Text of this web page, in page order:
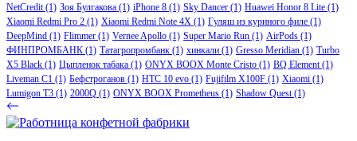
NetCredit (1) Зоя Булгакова (1) iPhone 8 (1) Sky Dancer (1) Huawei Honor 8 Lite (1)
Xiaomi Redmi Pro 2 (1) Xiaomi Redmi Note 4X (1) Гуляш из куриного филе (1)
DeepMind (1) Flimmer (1) Vernee Apollo (1) Super Mario Run (1) AirPods (1)
ФИНПРОМБАНК (1) Татагропромбанк (1) хинкали (1) Gresso Meridian (1) Turbo
X5 Black (1) Цыпленок табака (1) ONYX BOOX Monte Cristo (1) BQ Element (1)
Liveman C1 (1) Бефстроганов (1) HTC 10 evo (1) Fujifilm X100F (1) Xiaomi (1)
Lumigon T3 (1) 2000Q (1) ONYX BOOX Prometheus (1) Shadow Quest (1)